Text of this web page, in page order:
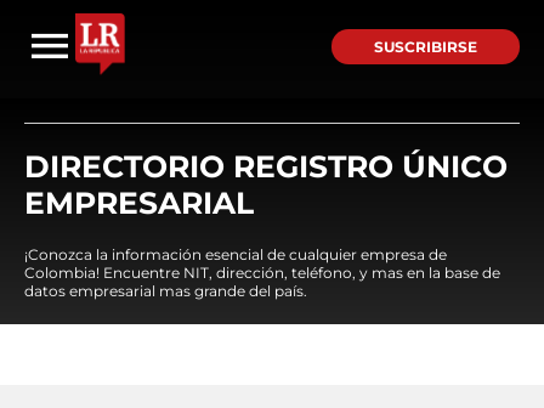
SUSCRIBIRSE
DIRECTORIO REGISTRO ÚNICO
EMPRESARIAL
¡Conozca la información esencial de cualquier empresa de
Colombia! Encuentre NIT, dirección, teléfono, y mas en la base de
datos empresarial mas grande del país.